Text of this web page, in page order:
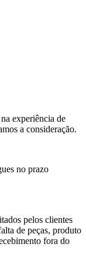
experiência de
a consideração.
no prazo
pelos clientes
de peças, produto
fora do